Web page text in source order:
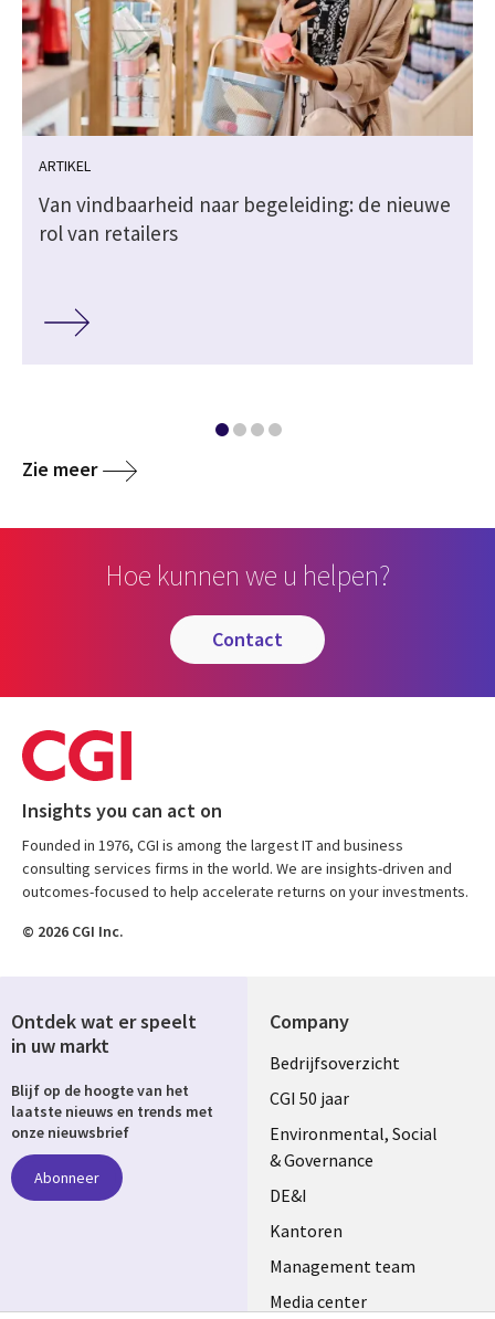
ARTIKEL
Van vindbaarheid naar begeleiding: de nieuwe
rol van retailers
Zie meer
Hoe kunnen we u helpen?
contact
Insights you can act on
Founded in 1976, CGI is among the largest IT and business
consulting services firms in the world. We are insights-driven and
outcomes-focused to help accelerate returns on your investments.
© 2026 CGI Inc.
Company
Useful
links
NETHERLANDS
Bedrijfsoverzicht
CGI 50 jaar
Environmental, Social
& Governance
DE&I
Kantoren
Management team
Media center
Ontdek wat er speelt
in uw markt
Blijf op de hoogte van het
laatste nieuws en trends met
onze nieuwsbrief
Abonneer